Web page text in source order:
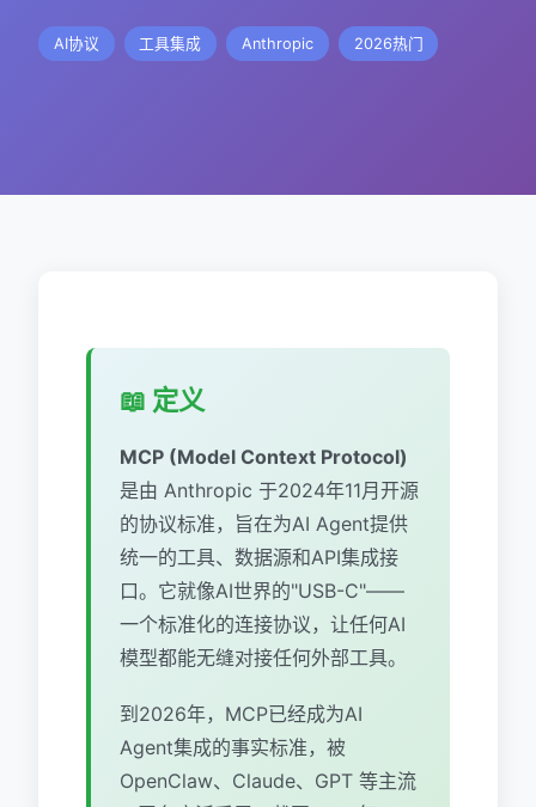
AI协议 工具集成 Anthropic 2026热门
📖 定义
MCP (Model Context Protocol)
是由 Anthropic 于2024年11月开源
的协议标准，旨在为AI Agent提供
统一的工具、数据源和API集成接
口。它就像AI世界的"USB-C"——
一个标准化的连接协议，让任何AI
模型都能无缝对接任何外部工具。
到2026年，MCP已经成为AI
Agent集成的事实标准，被
OpenClaw、Claude、GPT 等主流